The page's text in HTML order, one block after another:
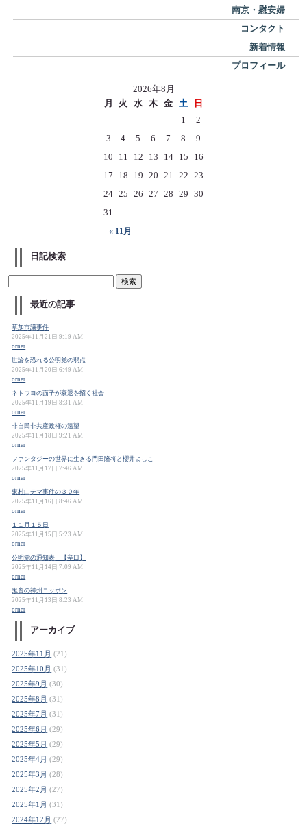
南京・慰安婦
コンタクト
新着情報
プロフィール
2026年8月
月
火 水 木 金 土 日
« 11月
1
2
3
4 5 6 7 8
9
10
11 12 13 14 15
16
17
18 19 20 21 22 23
24 25 26 27 28 29 30
31
日記検索
最近の記事
草加市議事件
2025年11月21日 9:19 AM
orner
世論を恐れる公明党の弱点
2025年11月20日 6:49 AM
orner
ネトウヨの面子が衰退を招く社会
2025年11月19日 8:31 AM
orner
非自民非共産政権の遠望
2025年11月18日 9:21 AM
orner
ファンタジーの世界に生きる門田隆将と櫻井よしこ
2025年11月17日 7:46 AM
orner
東村山デマ事件の３０年
2025年11月16日 8:46 AM
orner
１１月１５日
2025年11月15日 5:23 AM
orner
公明党の通知表 【辛口】
2025年11月14日 7:09 AM
orner
鬼畜の神州ニッポン
2025年11月13日 8:23 AM
orner
アーカイブ
2025年11月 (21)
2025年10月 (31)
2025年9月 (30)
2025年8月 (31)
2025年7月 (31)
2025年6月 (29)
2025年5月 (29)
2025年4月 (29)
2025年3月 (28)
2025年2月 (27)
2025年1月 (31)
2024年12月 (27)